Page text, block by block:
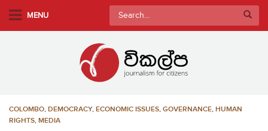
MENU
Search
for:
COLOMBO, DEMOCRACY, ECONOMIC ISSUES, GOVERNANCE, HUMAN
RIGHTS, MEDIA